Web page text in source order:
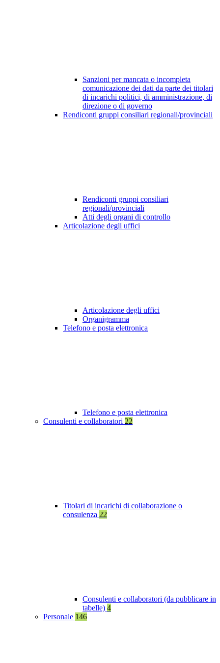
Sanzioni per mancata o incompleta
comunicazione dei dati da parte dei titolari
di incarichi politici, di amministrazione, di
direzione o di governo
Rendiconti gruppi consiliari regionali/provinciali
Rendiconti gruppi consiliari
regionali/provinciali
Atti degli organi di controllo
Articolazione degli uffici
Articolazione degli uffici
Organigramma
Telefono e posta elettronica
Telefono e posta elettronica
Consulenti e collaboratori 22
Titolari di incarichi di collaborazione o
consulenza 22
Consulenti e collaboratori (da pubblicare in
tabelle) 4
Personale 146